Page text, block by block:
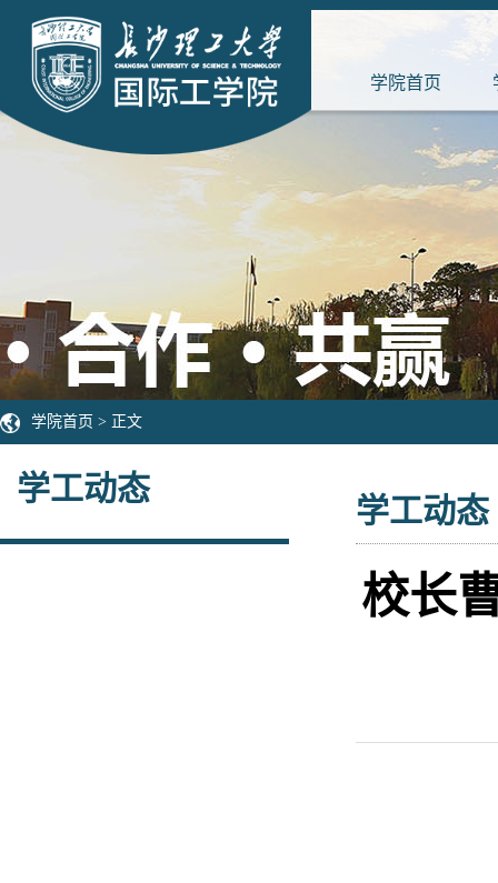
学院首页
学院首页 > 正文
学工动态
学工动态
校长